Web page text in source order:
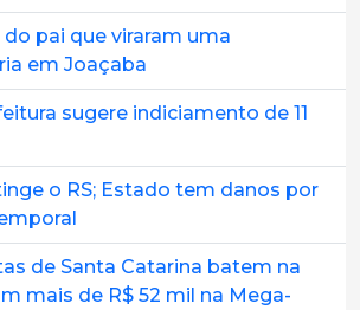
pai que viraram uma
em Joaçaba
sugere indiciamento de 11
o RS; Estado tem danos por
de Santa Catarina batem na
mais de R$ 52 mil na Mega-